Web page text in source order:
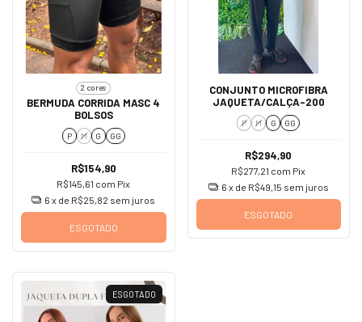
2 cores
BERMUDA CORRIDA MASC 4
BOLSOS
P M G GG
R$154,90
R$145,61 com Pix
6 x de R$25,82 sem juros
ESGOTADO
CONJUNTO MICROFIBRA
JAQUETA/CALÇA-200
P M G GG
R$294,90
R$277,21 com Pix
6 x de R$49,15 sem juros
ESGOTADO
ESGOTADO